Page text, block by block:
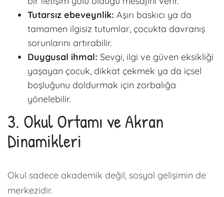
Tutarsız ebeveynlik: Aşırı baskıcı ya da
tamamen ilgisiz tutumlar, çocukta davranış
sorunlarını artırabilir.
Duygusal ihmal: Sevgi, ilgi ve güven eksikliği
yaşayan çocuk, dikkat çekmek ya da içsel
boşluğunu doldurmak için zorbalığa
yönelebilir.
3. Okul Ortamı ve Akran
Dinamikleri
Okul sadece akademik değil, sosyal gelişimin de
merkezidir.